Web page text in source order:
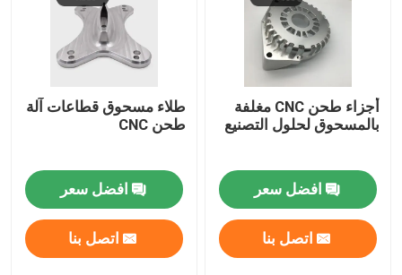
أجزاء طحن CNC مغلفة
بالمسحوق لحلول التصنيع
افضل سعر
اتصل بنا
طلاء مسحوق قطاعات آلة
طحن CNC
افضل سعر
اتصل بنا